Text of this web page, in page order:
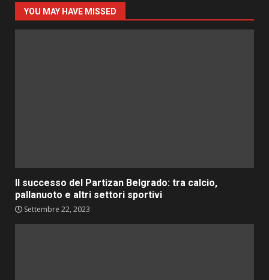
YOU MAY HAVE MISSED
Il successo del Partizan Belgrado: tra calcio,
pallanuoto e altri settori sportivi
Settembre 22, 2023